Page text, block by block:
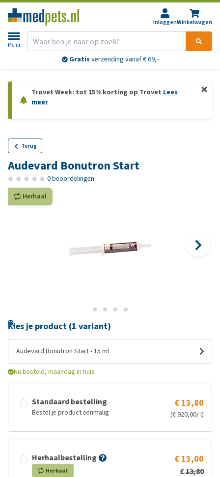
InloggenWinkelwagen
Menu
Gratis verzending vanaf € 69,-
Trovet Week: tot 15% korting op Trovet Lees
meer
Terug
Audevard Bonutron Start
0 beoordelingen
Herhaal
Kies je product (1 variant)
Audevard Bonutron Start - 15 ml
Nu besteld, maandag in huis
Standaard bestelling
Bestel je product eenmalig
€ 13,80
(€ 920,00/ l)
Herhaalbestelling
Herhaal
€ 13,00
€ 13,80